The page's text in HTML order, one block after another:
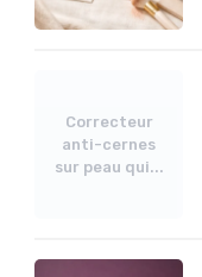
Correcteur
anti-cernes
sur peau qui...